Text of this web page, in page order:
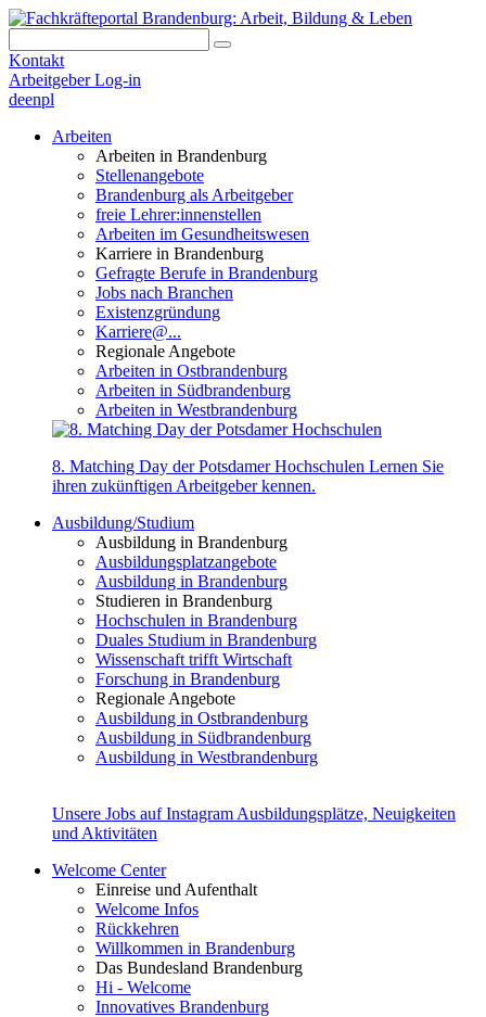
Kontakt
Arbeitgeber Log-in
deenpl
Arbeiten
Arbeiten in Brandenburg
Stellenangebote
Brandenburg als Arbeitgeber
freie Lehrer:innenstellen
Arbeiten im Gesundheitswesen
Karriere in Brandenburg
Gefragte Berufe in Brandenburg
Jobs nach Branchen
Existenzgründung
Karriere@...
Regionale Angebote
Arbeiten in Ostbrandenburg
Arbeiten in Südbrandenburg
Arbeiten in Westbrandenburg
8. Matching Day der Potsdamer Hochschulen Lernen Sie
ihren zukünftigen Arbeitgeber kennen.
Ausbildung/Studium
Ausbildung in Brandenburg
Ausbildungsplatzangebote
Ausbildung in Brandenburg
Studieren in Brandenburg
Hochschulen in Brandenburg
Duales Studium in Brandenburg
Wissenschaft trifft Wirtschaft
Forschung in Brandenburg
Regionale Angebote
Ausbildung in Ostbrandenburg
Ausbildung in Südbrandenburg
Ausbildung in Westbrandenburg
Unsere Jobs auf Instagram Ausbildungsplätze, Neuigkeiten
und Aktivitäten
Welcome Center
Einreise und Aufenthalt
Welcome Infos
Rückkehren
Willkommen in Brandenburg
Das Bundesland Brandenburg
Hi - Welcome
Innovatives Brandenburg